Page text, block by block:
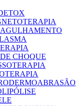
CHOQUE